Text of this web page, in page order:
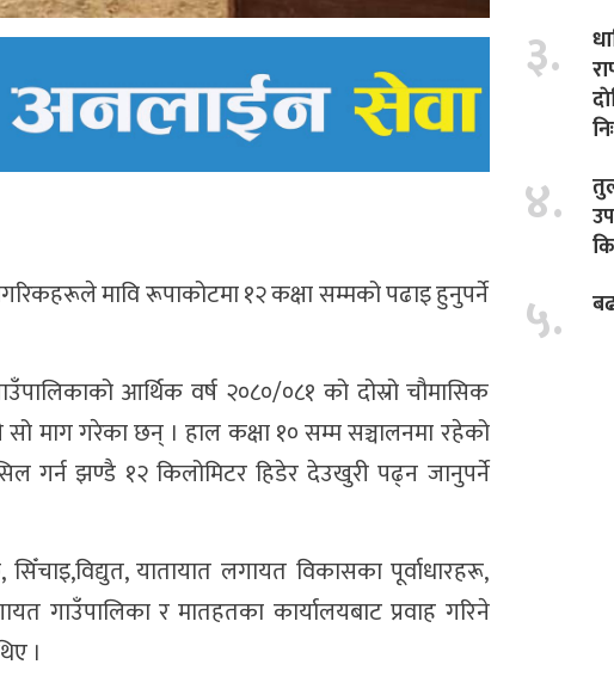
मावि रूपाकोटमा १२ कक्षा सम्मको पढाइ हुनुपर्ने
आर्थिक वर्ष २०८०/०८१ को दोस्रो चौमासिक
माग गरेका छन् । हाल कक्षा १० सम्म सञ्चालनमा रहेको
गर्न झण्डै १२ किलोमिटर हिडेर देउखुरी पढ्न जानुपर्ने
यातायात लगायत विकासका पूर्वाधारहरू,
गाउँपालिका र मातहतका कार्यालयबाट प्रवाह गरिने
।
३.
४.
५.